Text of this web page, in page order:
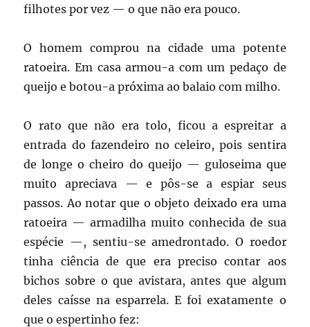
filhotes por vez — o que não era pouco.
O homem comprou na cidade uma potente
ratoeira. Em casa armou-a com um pedaço de
queijo e botou-a próxima ao balaio com milho.
O rato que não era tolo, ficou a espreitar a
entrada do fazendeiro no celeiro, pois sentira
de longe o cheiro do queijo — guloseima que
muito apreciava — e pôs-se a espiar seus
passos. Ao notar que o objeto deixado era uma
ratoeira — armadilha muito conhecida de sua
espécie —, sentiu-se amedrontado. O roedor
tinha ciência de que era preciso contar aos
bichos sobre o que avistara, antes que algum
deles caísse na esparrela. E foi exatamente o
que o espertinho fez: